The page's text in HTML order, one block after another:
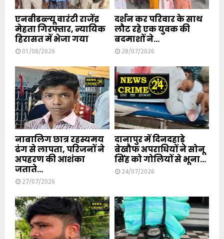
एनबीडब्ल्यू वारंटी राजेंद्र
मेहता गिरफ्तार, न्यायिक
हिरासत में भेजा गया
01/08/2026
दर्शन कर परिवार के साथ
लौट रहे एक युवक की
बदमाशों ने...
28/07/2026
नाबालिग छात्र रहस्यमय
ढंग से लापता, परिजनों ने
अपहरण की आशंका
जताते...
27/07/2026
दानापुर में दिनदहाड़े
बेखौफ अपराधियों ने सोनू
सिंह को गोलियों से भूना...
24/07/2026